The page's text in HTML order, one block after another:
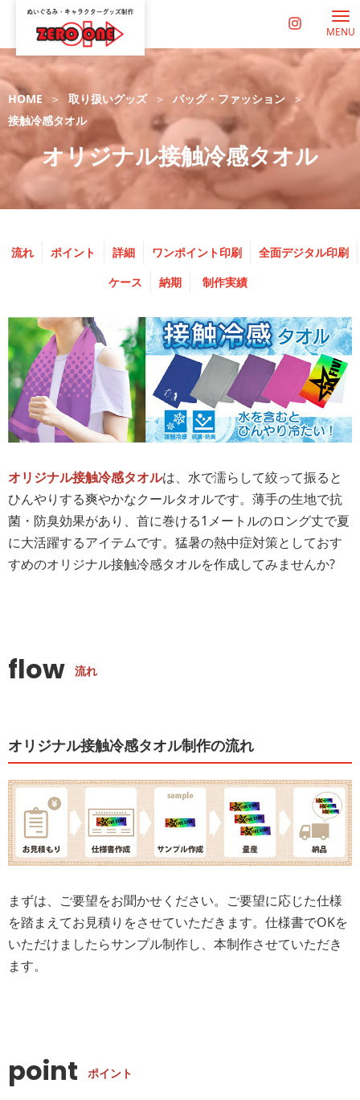
MENU
HOME 取り扱いグッズ
バッグ・ファッション
接触冷感タオル
オリジナル接触冷感タオル
流れ ポイント 詳細 ワンポイント印刷
全面デジタル印刷
ケース
納期 制作実績
オリジナル接触冷感タオルは、水で濡らして絞って振ると
ひんやりする爽やかなクールタオルです。薄手の生地で抗
菌・防臭効果があり、首に巻ける1メートルのロング丈で夏
に大活躍するアイテムです。猛暑の熱中症対策としておす
すめのオリジナル接触冷感タオルを作成してみませんか?
flow 流れ
オリジナル接触冷感タオル制作の流れ
まずは、ご要望をお聞かせください。ご要望に応じた仕様
を踏まえてお見積りをさせていただきます。仕様書でOKを
いただけましたらサンプル制作し、本制作させていただき
ます。
point ポイント